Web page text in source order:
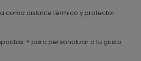
como aislante térmico y protector
Y para personalizar a tu gusto